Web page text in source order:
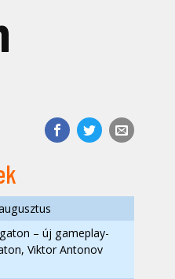
– új gameplay-
Viktor Antonov